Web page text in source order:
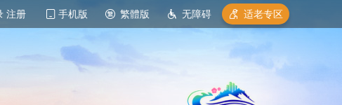
注册 手机版 繁體版 无障碍 适老专区